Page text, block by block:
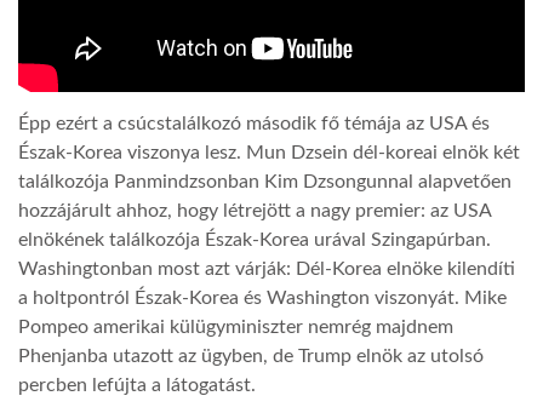
Épp ezért a csúcstalálkozó második fő témája az USA és
Észak-Korea viszonya lesz. Mun Dzsein dél-koreai elnök két
találkozója Panmindzsonban Kim Dzsongunnal alapvetően
hozzájárult ahhoz, hogy létrejött a nagy premier: az USA
elnökének találkozója Észak-Korea urával Szingapúrban.
Washingtonban most azt várják: Dél-Korea elnöke kilendíti
a holtpontról Észak-Korea és Washington viszonyát. Mike
Pompeo amerikai külügyminiszter nemrég majdnem
Phenjanba utazott az ügyben, de Trump elnök az utolsó
percben lefújta a látogatást.